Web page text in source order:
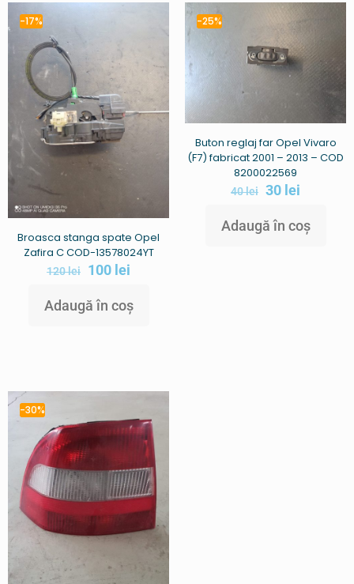
-17%
Broasca stanga spate Opel
Zafira C COD-13578024YT
120lei 100 lei
Adaugă în coș
-25%
Buton reglaj far Opel Vivaro
(F7) fabricat 2001 – 2013 – COD
8200022569
40lei 30 lei
Adaugă în coș
-30%